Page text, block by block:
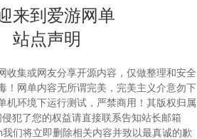
来到爱游网单
站点声明
收集或网友分享开源内容，仅做整理和安全
！网单内容无所谓完美，完美主义介意勿下
机环境下运行测试，严禁商用！其版权归属
犯了您的权益请直接联系告知站长邮箱
们将立即删除相关内容并致以最真诚的歉